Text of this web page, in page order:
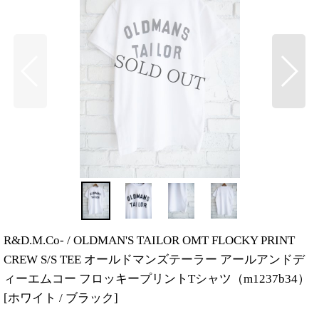
R&D.M.Co- / OLDMAN'S TAILOR OMT FLOCKY PRINT
CREW S/S TEE オールドマンズテーラー アールアンドデ
ィーエムコー フロッキープリントTシャツ（m1237b34）
[ホワイト / ブラック]